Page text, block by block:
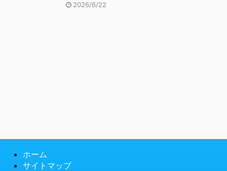
2026/6/22
ホーム
サイトマップ